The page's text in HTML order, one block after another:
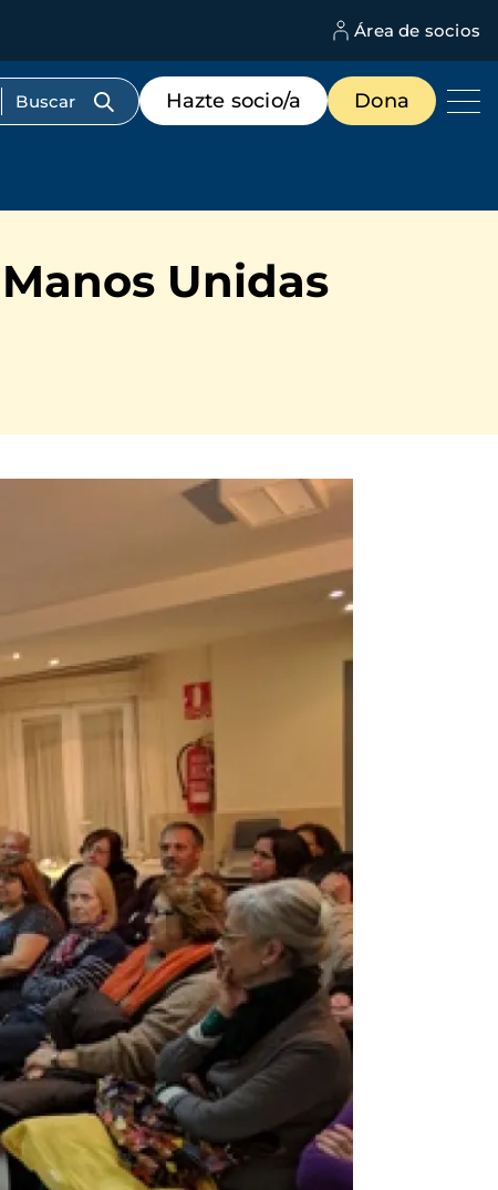
Área de socios
Menú
de
destacados
Hazte socio/a Dona
Unidas